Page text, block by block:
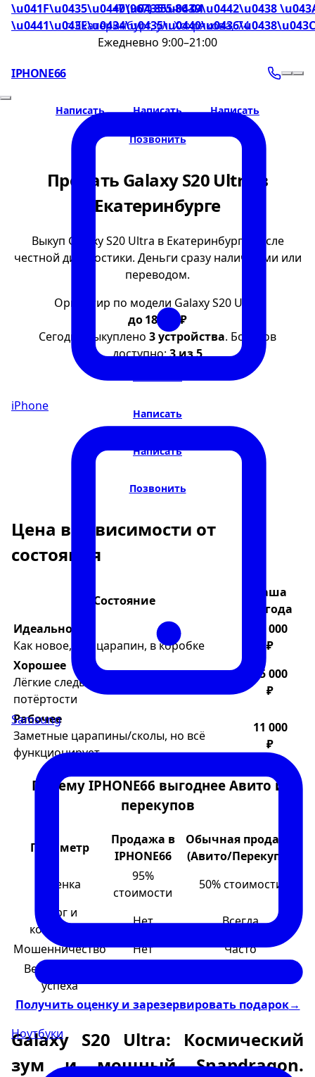
\u041F\u0435\u0440\u0435\u0439\u0442\u0438
+7 (967) 855-86-04
г. Екатеринбург, ул. Хохрякова, 74
Ежедневно 9:00–21:00
IPHONE66
iPhone
Samsung
Ноутбуки
Написать Написать Написать
Позвонить
Продать Galaxy S20 Ultra в
Екатеринбурге
Выкуп Galaxy S20 Ultra в Екатеринбурге после
честной диагностики. Деньги сразу наличными или
переводом.
Ориентир по модели Galaxy S20 Ultra
до 18 000 ₽
Сегодня выкуплено 3 устройства. Бонусов
доступно:3 из 5
Написать
Написать
Позвонить
Цена в зависимости от
состояния
Состояние
Ваша
выгода
Идеальное
Как новое, без царапин, в коробке
18 000
₽
Хорошее
Лёгкие следы использования, мелкие
потёртости
15 000
₽
Рабочее
Заметные царапины/сколы, но всё
функционирует
11 000
₽
Почему IPHONE66 выгоднее Авито и
перекупов
Параметр
Продажа в
IPHONE66
Обычная продажа
(Авито/Перекупы)
Оценка
95%
стоимости
50% стоимости
Торг и
конфликты
Нет
Всегда
Мошенничество
Нет
Часто
Вероятность
успеха
Получить оценку и зарезервировать подарок→
Galaxy S20 Ultra: Космический
зум и мощный Snapdragon.